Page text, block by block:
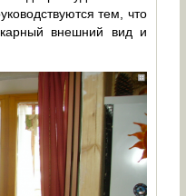
тем, что
внешний вид и